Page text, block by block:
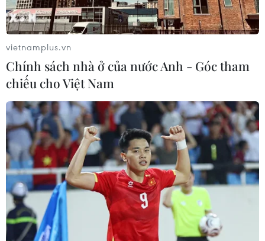
Thêm 36 ca mắc, Hà Nam triển khai quyết
liệt biện pháp chống dịch
29/09/2021 15:00
Kể từ ca bệnh BN687.470 ở xã Phù Vân, thành phố Phủ
Lý, có kết quả xét nghiệm dương tính với SARS-CoV-2
vào chiều 19/9, đến 18 giờ ngày 29/9, Hà Nam đã ghi
nhận 261 ca mắc COVID-19.
vietnamplus.vn
Chính sách nhà ở của nước Anh - Góc tham
chiếu cho Việt Nam